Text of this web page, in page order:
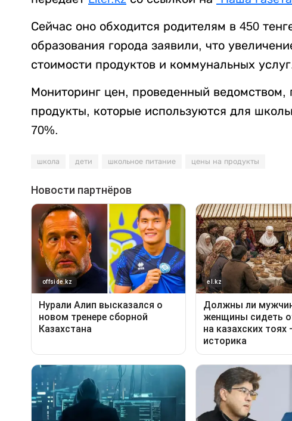
Сейчас оно обходится родителям в 450
образования города заявили, что
стоимости продуктов и коммунальных
Мониторинг цен, проведенный ведомством,
продукты, которые используются для
70%.
школа дети школьное питание цены на продукты